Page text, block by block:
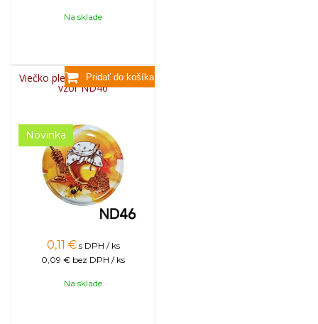
Na sklade
Viečko plechové TWIST 82 -
vzor ND46
Novinka
0,11 € s DPH / ks
0,09 € bez DPH / ks
Na sklade